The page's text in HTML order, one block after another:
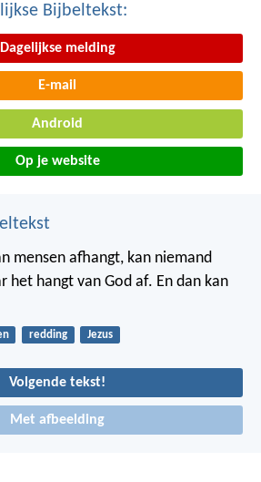
Bijbeltekst:
Dagelijkse melding
E-mail
Android
Op je website
mensen afhangt, kan niemand
het hangt van God af. En dan kan
redding Jezus
Volgende tekst!
Met afbeelding